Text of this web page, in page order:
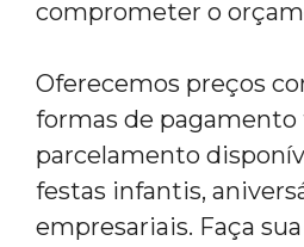
comprometer o
Oferecemos preços
formas de pagamento
parcelamento
festas infantis,
empresariais. Faça